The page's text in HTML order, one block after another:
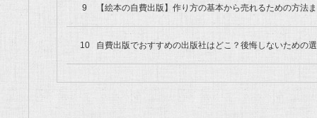
【絵本の自費出版】作り方の基本から売れるための方法
自費出版でおすすめの出版社はどこ？後悔しないための